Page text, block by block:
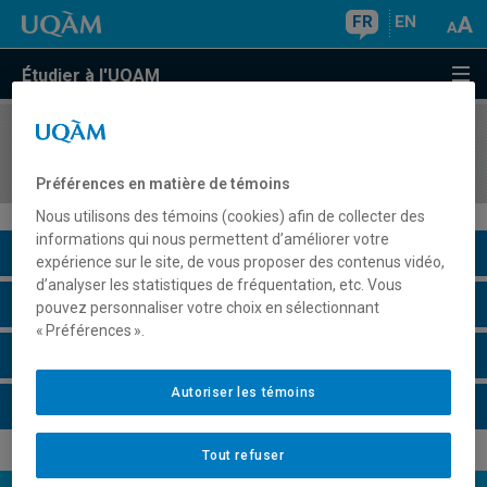
FR EN
Étudier à l'UQAM
COURS//
Description du cours
Horaire - Été 2026
Préférences en matière de témoins
Nous utilisons des témoins (cookies) afin de collecter des
informations qui nous permettent d’améliorer votre
expérience sur le site, de vous proposer des contenus vidéo,
d’analyser les statistiques de fréquentation, etc. Vous
pouvez personnaliser votre choix en sélectionnant
« Préférences ».
Tout refuser
Autoriser les témoins